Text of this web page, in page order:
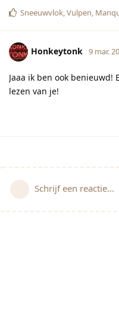
Sneeuwvlok,Vulpen,
Honkeytonk 9 mar.
Jaaa ik ben ook benieuwd!
lezen van je!
Schrijf een reactie...